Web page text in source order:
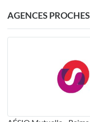
AGENCES PROCHES